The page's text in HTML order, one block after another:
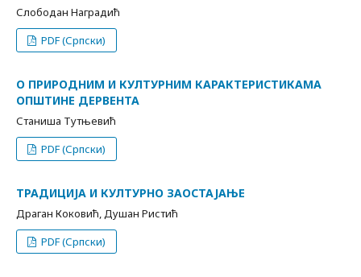
Слободан Наградић
PDF (Српски)
О ПРИРОДНИМ И КУЛТУРНИМ КАРАКТЕРИСТИКАМА
ОПШТИНЕ ДЕРВЕНТА
Станиша Тутњевић
PDF (Српски)
ТРАДИЦИЈА И КУЛТУРНО ЗАОСТАЈАЊЕ
Драган Коковић, Душан Ристић
PDF (Српски)